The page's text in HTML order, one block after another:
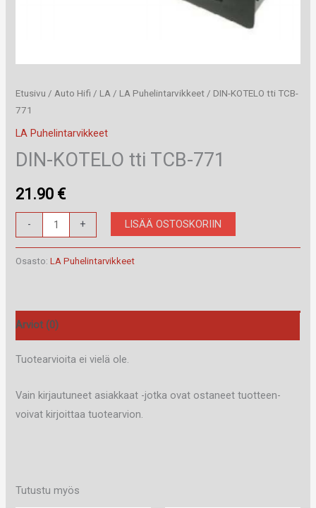
Etusivu / Auto Hifi / LA / LA Puhelintarvikkeet / DIN-KOTELO tti TCB-
771
LA Puhelintarvikkeet
DIN-KOTELO tti TCB-771
21.90 €
-
KOTELO
tti
+ LISÄÄ OSTOSKORIIN
Osasto:LA Puhelintarvikkeet
Arviot (0)
Tuotearvioita ei vielä ole.
Vain kirjautuneet asiakkaat -jotka ovat ostaneet tuotteen-
voivat kirjoittaa tuotearvion.
Tutustu myös